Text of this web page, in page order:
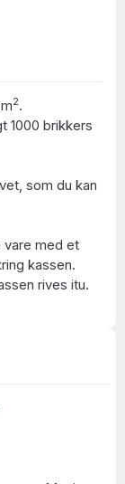
2.
1000 brikkers
som du kan
vare med et
kassen.
rives itu.